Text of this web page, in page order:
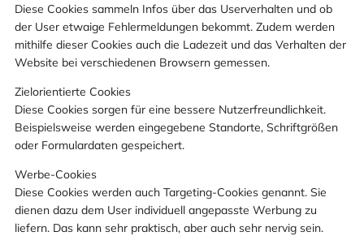
Diese Cookies sammeln Infos über das Userverhalten und ob
der User etwaige Fehlermeldungen bekommt. Zudem werden
mithilfe dieser Cookies auch die Ladezeit und das Verhalten der
Website bei verschiedenen Browsern gemessen.
Zielorientierte Cookies
Diese Cookies sorgen für eine bessere Nutzerfreundlichkeit.
Beispielsweise werden eingegebene Standorte, Schriftgrößen
oder Formulardaten gespeichert.
Werbe-Cookies
Diese Cookies werden auch Targeting-Cookies genannt. Sie
dienen dazu dem User individuell angepasste Werbung zu
liefern. Das kann sehr praktisch, aber auch sehr nervig sein.